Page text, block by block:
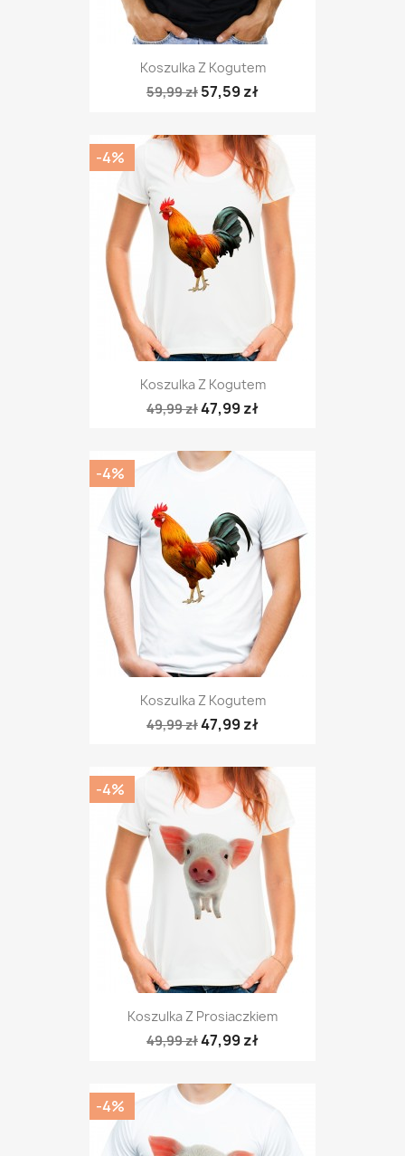
Koszulka Z Kogutem
59,99 zł 57,59 zł
Koszulka Z Kogutem
49,99 zł47,99 zł
-4%
Koszulka Z Kogutem
49,99 zł47,99 zł
-4%
Koszulka Z Prosiaczkiem
49,99 zł47,99 zł
-4%
-4%